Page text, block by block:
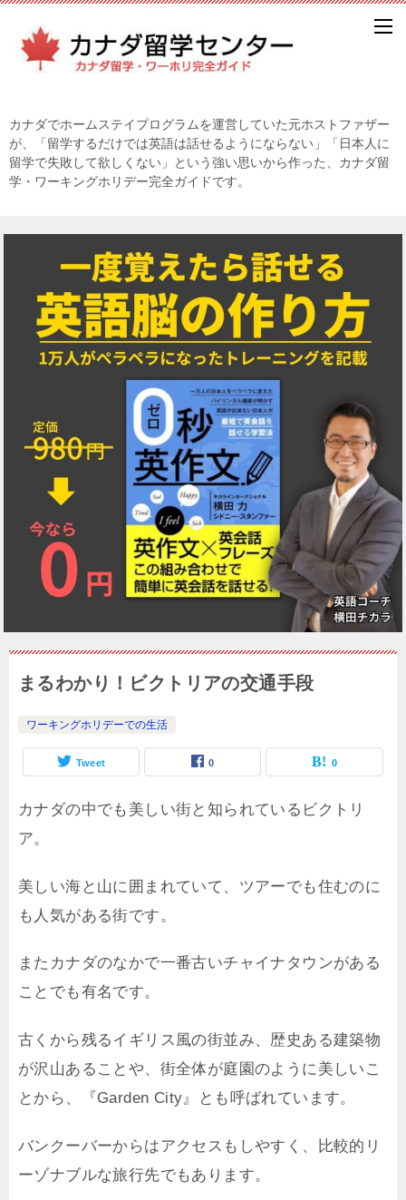
カナダでホームステイプログラムを運営していた元ホストファザー
が、「留学するだけでは英語は話せるようにならない」「日本人に
留学で失敗して欲しくない」という強い思いから作った、カナダ留
学・ワーキングホリデー完全ガイドです。
まるわかり！ビクトリアの交通手段
ワーキングホリデーでの生活
Tweet 0 0
カナダの中でも美しい街と知られているビクトリ
ア。
美しい海と山に囲まれていて、ツアーでも住むのに
も人気がある街です。
またカナダのなかで一番古いチャイナタウンがある
ことでも有名です。
古くから残るイギリス風の街並み、歴史ある建築物
が沢山あることや、街全体が庭園のように美しいこ
とから、『Garden City』とも呼ばれています。
バンクーバーからはアクセスもしやすく、比較的リ
ーゾナブルな旅行先でもあります。